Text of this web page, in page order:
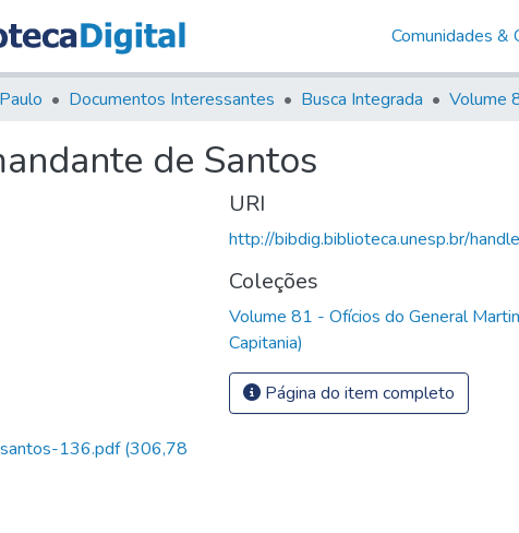
Comunidades &
Documentos Interessantes Busca Integrada
de Santos
136.pdf(306,78
URI
http://bibdig.biblioteca.unesp.br/
Coleções
Volume 81 - Ofícios do General
Capitania)
Página do item completo